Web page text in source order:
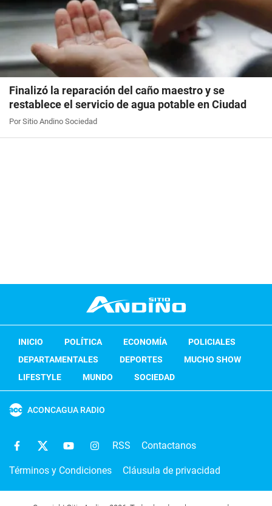
Finalizó la reparación del caño maestro y se
restablece el servicio de agua potable en Ciudad
Por Sitio Andino Sociedad
INICIO POLÍTICA ECONOMÍA
POLICIALES
DEPARTAMENTALES
DEPORTES
MUCHO SHOW
LIFESTYLE
MUNDO SOCIEDAD
ACONCAGUA RADIO
RSS Contactanos
Términos y Condiciones Cláusula de privacidad